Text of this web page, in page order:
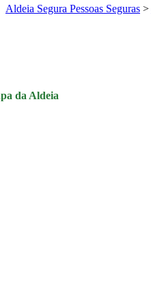
Aldeia Segura Pessoas Seguras >
da Aldeia